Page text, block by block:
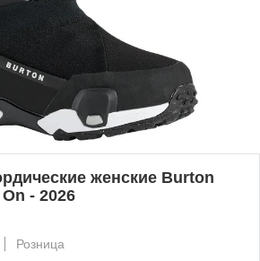
женские Burton
- 2026
Розница